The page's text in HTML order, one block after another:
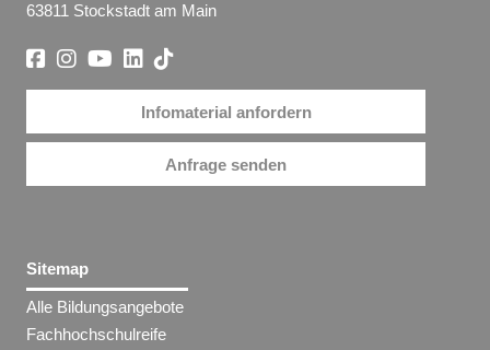
63811 Stockstadt am Main
Infomaterial anfordern
Anfrage senden
Sitemap
Alle Bildungsangebote
Fachhochschulreife